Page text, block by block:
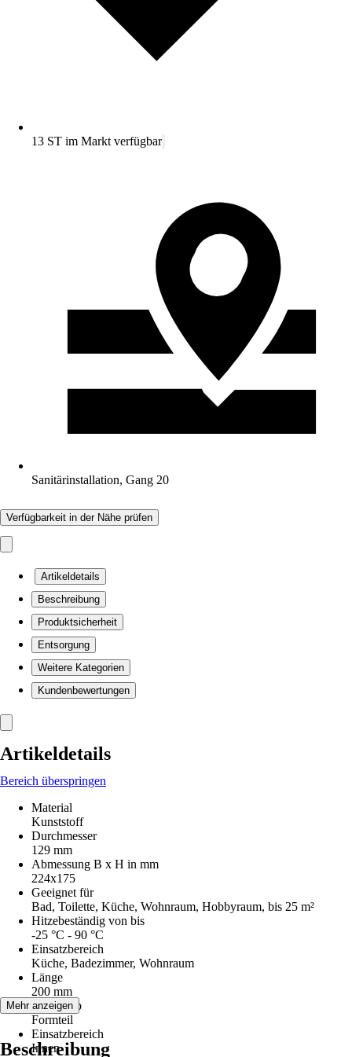
13 ST im Markt verfügbar
Sanitärinstallation, Gang 20
Verfügbarkeit in der Nähe prüfen
Artikeldetails
Beschreibung
Produktsicherheit
Entsorgung
Weitere Kategorien
Kundenbewertungen
Artikeldetails
Bereich überspringen
Material
Kunststoff
Durchmesser
129 mm
Abmessung B x H in mm
224x175
Geeignet für
Bad, Toilette, Küche, Wohnraum, Hobbyraum, bis 25 m²
Hitzebeständig von bis
-25 °C - 90 °C
Einsatzbereich
Küche, Badezimmer, Wohnraum
Länge
200 mm
Artikeltyp
Formteil
Einsatzbereich
Innen
Mehr anzeigen
Beschreibung